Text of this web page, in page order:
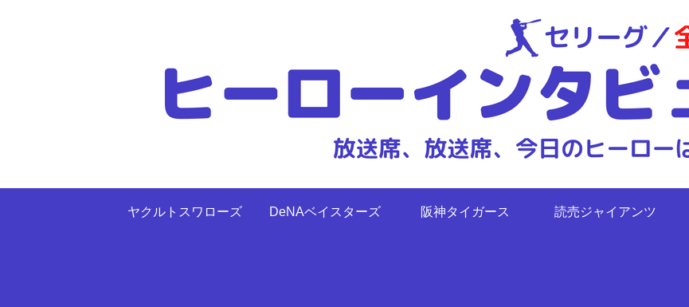
ヤクルトスワローズ DeNAベイスターズ 阪神タイガース 読売ジャイアンツ